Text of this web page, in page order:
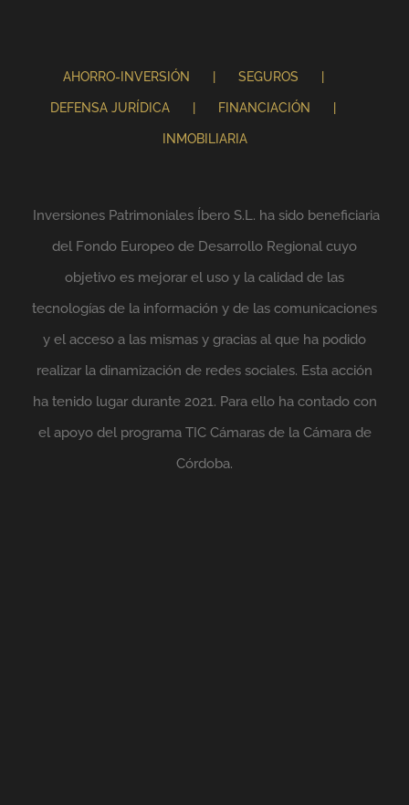
AHORRO-INVERSIÓN SEGUROS
DEFENSA JURÍDICA FINANCIACIÓN
INMOBILIARIA
Inversiones Patrimoniales Íbero S.L. ha sido beneficiaria
del Fondo Europeo de Desarrollo Regional cuyo
objetivo es mejorar el uso y la calidad de las
tecnologías de la información y de las comunicaciones
y el acceso a las mismas y gracias al que ha podido
realizar la dinamización de redes sociales. Esta acción
ha tenido lugar durante 2021. Para ello ha contado con
el apoyo del programa TIC Cámaras de la Cámara de
Córdoba.